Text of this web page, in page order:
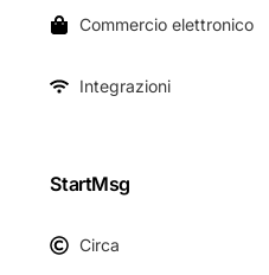
Commercio elettronico
Integrazioni
StartMsg
Circa